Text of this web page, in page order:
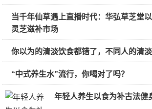
当千年仙草遇上直播时代：华弘草芝堂
灵芝滋补市场
你以为的清淡饮食都错了，不同人的清
“中式养生水”流行，你喝对了吗？
年轻人养生以食为补古法健